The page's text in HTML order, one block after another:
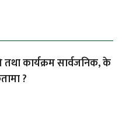
कार्यक्रम सार्वजनिक, के
?